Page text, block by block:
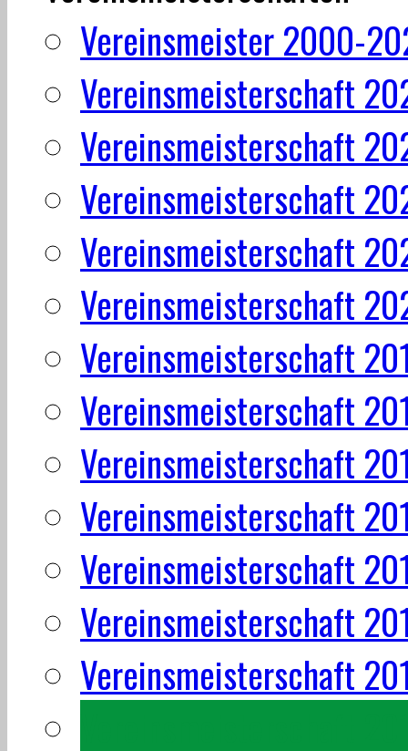
Vereinsmeister 2000-
Vereinsmeisterschaft
Vereinsmeisterschaft
Vereinsmeisterschaft
Vereinsmeisterschaft
Vereinsmeisterschaft
Vereinsmeisterschaft
Vereinsmeisterschaft
Vereinsmeisterschaft
Vereinsmeisterschaft
Vereinsmeisterschaft
Vereinsmeisterschaft
Vereinsmeisterschaft